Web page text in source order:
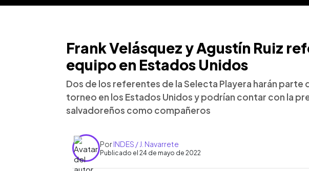
Frank Velásquez y Agustín Ruiz
equipo en Estados Unidos
Dos de los referentes de la Selecta Playera harán parte
torneo en los Estados Unidos y podrían contar con la
salvadoreños como compañeros
PorINDES / J. Navarrete
Publicado el 24 de mayo de 2022